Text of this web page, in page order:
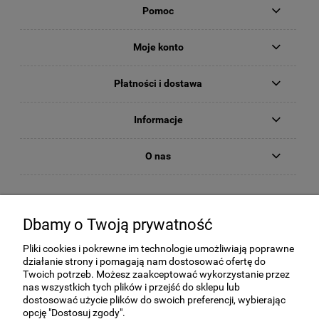
Pomoc
Moje konto
Płatności i dostawa
Informacje
O nas
KORNER Sp. z o.o., Strzałków, ul Kochanowskiego 2c, 97-500
Radomsko
Dbamy o Twoją prywatność
Pliki cookies i pokrewne im technologie umożliwiają poprawne
działanie strony i pomagają nam dostosować ofertę do
Twoich potrzeb. Możesz zaakceptować wykorzystanie przez
nas wszystkich tych plików i przejść do sklepu lub
dostosować użycie plików do swoich preferencji, wybierając
opcję "Dostosuj zgody".